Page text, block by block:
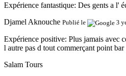
Expérience fantastique: Des gents a l'
Djamel Aknouche Publié le 3
Expérience positive: Plus jamais avec
l autre pas d tout commerçant point
Salam Tours